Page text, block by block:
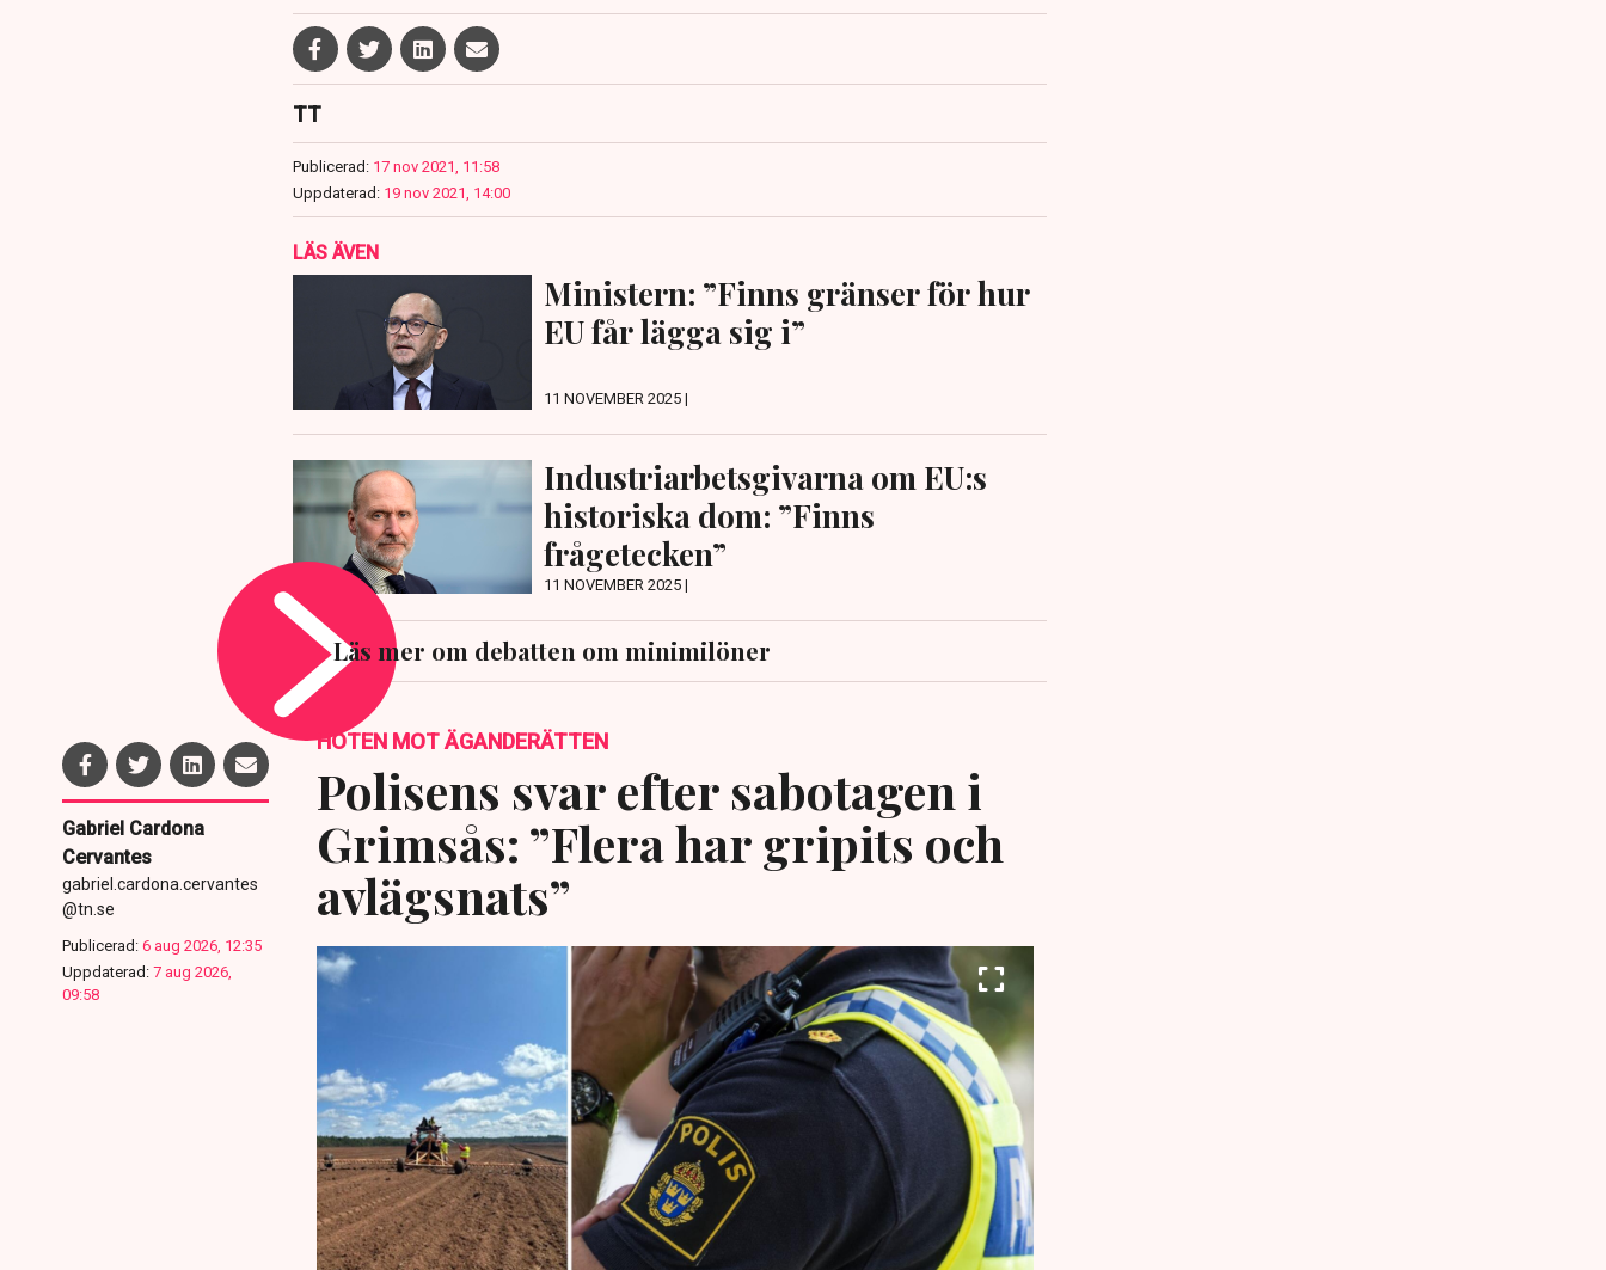
TT
Publicerad: 17 nov 2021, 11:58
Uppdaterad: 19 nov 2021, 14:00
LÄS ÄVEN
Ministern: ”Finns gränser för hur
EU får lägga sig i”
11 NOVEMBER 2025 |
Industriarbetsgivarna om EU:s
historiska dom: ”Finns
frågetecken”
11 NOVEMBER 2025 |
Läs mer om debatten om minimilöner
Gabriel Cardona
Cervantes
gabriel.cardona.cervantes
@tn.se
Publicerad: 6 aug 2026, 12:35
Uppdaterad: 7 aug 2026,
09:58
HOTEN MOT ÄGANDERÄTTEN
Polisens svar efter sabotagen i
Grimsås: ”Flera har gripits och
avlägsnats”